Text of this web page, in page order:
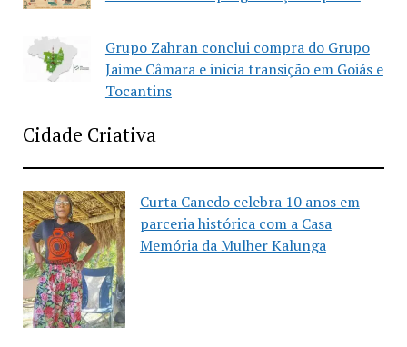
Grupo Zahran conclui compra do Grupo
Jaime Câmara e inicia transição em Goiás e
Tocantins
Cidade Criativa
Curta Canedo celebra 10 anos em
parceria histórica com a Casa
Memória da Mulher Kalunga